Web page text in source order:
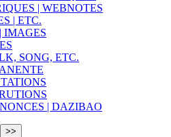
| WEBNOTES
| ETC.
IMAGES
SONG, ETC.
| DAZIBAO